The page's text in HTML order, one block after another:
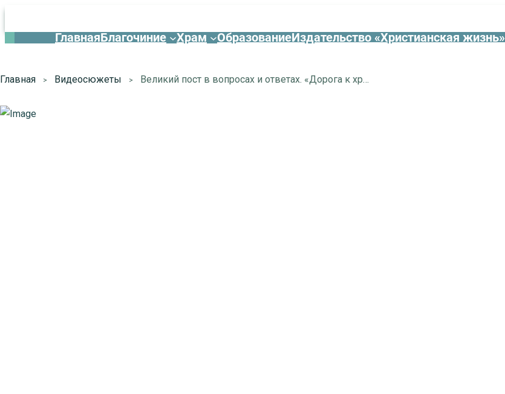
ГлавнаяБлагочиние Храм ОбразованиеИздательство «Христианская жизнь»
Главная Видеосюжеты Великий пост в вопросах и ответах. «Дорога к храму», выпуск от 29.03.2025 г.